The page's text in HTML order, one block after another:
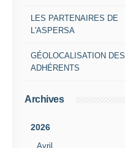
LES PARTENAIRES DE
L'ASPERSA
GÉOLOCALISATION DES
ADHÉRENTS
Archives
2026
Avril